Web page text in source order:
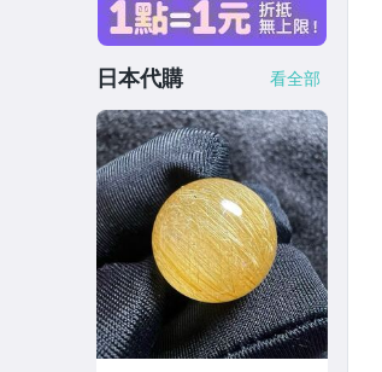
日本代購 看全部